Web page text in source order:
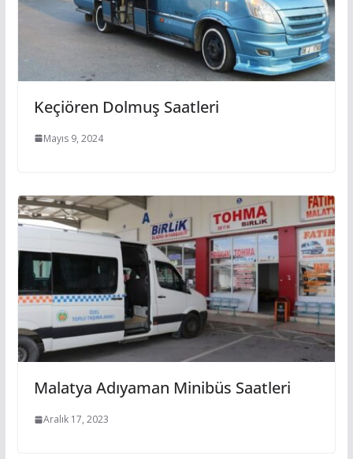
Keçiören Dolmuş Saatleri
Mayıs 9, 2024
Malatya Adıyaman Minibüs Saatleri
Aralık 17, 2023